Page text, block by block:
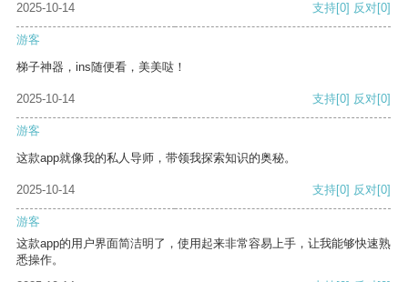
2025-10-14
支持[0] 反对[0]
游客
梯子神器，ins随便看，美美哒！
2025-10-14 支持[0] 反对[0]
游客
这款app就像我的私人导师，带领我探索知识的奥秘。
2025-10-14 支持[0] 反对[0]
游客
这款app的用户界面简洁明了，使用起来非常容易上手，让我能够快速熟
悉操作。